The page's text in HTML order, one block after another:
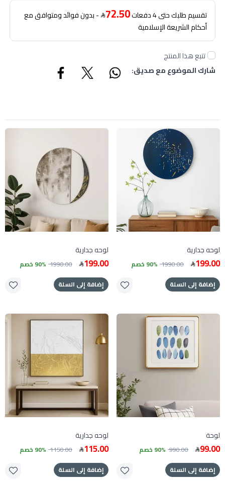
تقسيم طلبك حتى 4 دفعات 72.50 - بدون فوائد ومتوافق مع
أحكام الشريعة الإسلامية
تتبع هذا المنتج
شارك الموضوع مع صديق:
لوحه جدارية
199.00
1990.00 90% خصم
إضافة إلى السلة
لوحه جدارية
199.00
1990.00 90% خصم
إضافة إلى السلة
لوحة
99.00
990.00 90% خصم
إضافة إلى السلة
لوحه جدارية
115.00
1150.00 90% خصم
إضافة إلى السلة